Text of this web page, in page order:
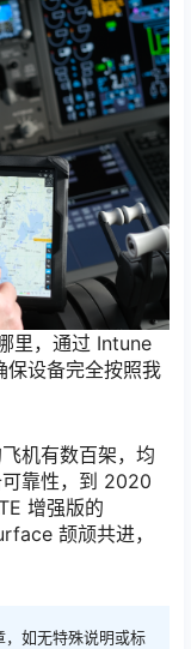
里，通过 Intune
设备完全按照我
机有数百架，均
靠性，到 2020
增强版的
颉颃共进，
，如无特殊说明或标